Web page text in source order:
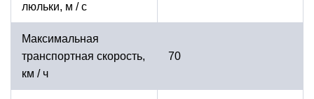
люльки, м / с
Максимальная
транспортная скорость,
км / ч
70